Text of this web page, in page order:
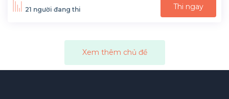
21 người đang thi Thi ngay
Xem thêm chủ đề